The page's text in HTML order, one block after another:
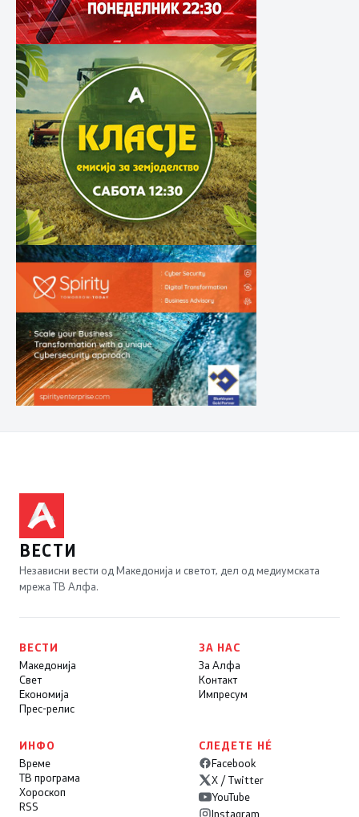
ВЕСТИ
Независни вести од Македонија и светот, дел од медиумската
мрежа ТВ Алфа.
ВЕСТИ
Македонија
Свет
Економија
Прес-релис
ЗА НАС
За Алфа
Контакт
Импресум
ИНФО
Време
ТВ програма
Хороскоп
RSS
СЛЕДЕТЕ НÉ
Facebook
X / Twitter
YouTube
Instagram